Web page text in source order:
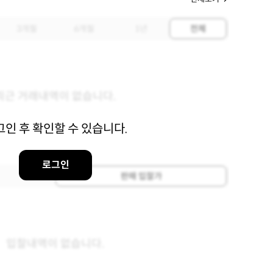
인 후 확인할 수 있습니다.
로그인
전체
판매 입찰가